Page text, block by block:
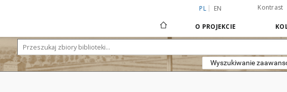
PL EN Kontrast
O PROJEKCIE
Wyszukiwanie